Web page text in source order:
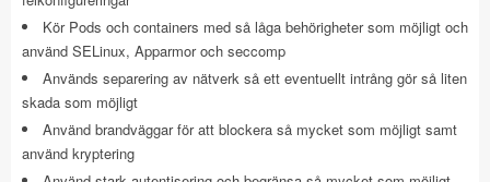
Kör Pods och containers med så låga behörigheter som möjligt och
använd SELinux, Apparmor och seccomp
Används separering av nätverk så ett eventuellt intrång gör så liten
skada som möjligt
Använd brandväggar för att blockera så mycket som möjligt samt
använd kryptering